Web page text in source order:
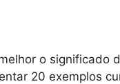
o significado
20 exemplos